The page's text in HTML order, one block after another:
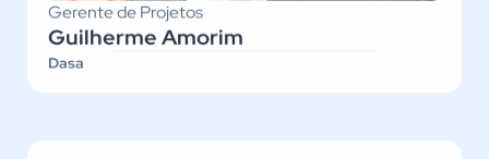
Gerente de Projetos
Guilherme Amorim
Dasa